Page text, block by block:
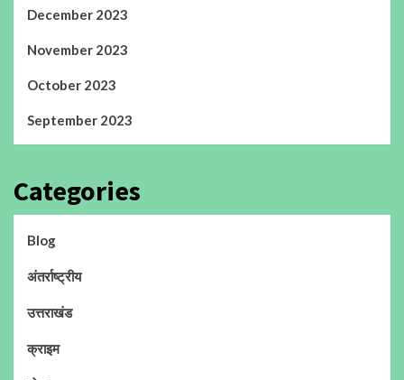
December 2023
November 2023
October 2023
September 2023
Categories
Blog
अंतर्राष्ट्रीय
उत्तराखंड
क्राइम